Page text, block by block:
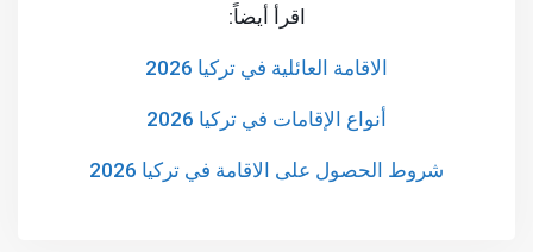
اقرأ أيضاً:
الاقامة العائلية في تركيا 2026
أنواع الإقامات في تركيا 2026
شروط الحصول على الاقامة في تركيا 2026